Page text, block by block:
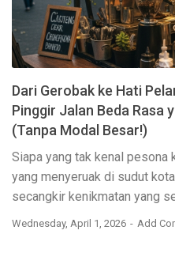
Dari Gerobak ke Hati
Pinggir Jalan Beda Rasa
(Tanpa Modal Besar!)
Siapa yang tak kenal pesona
yang menyeruak di sudut
secangkir kenikmatan yang
Wednesday, April 1, 2026 Add